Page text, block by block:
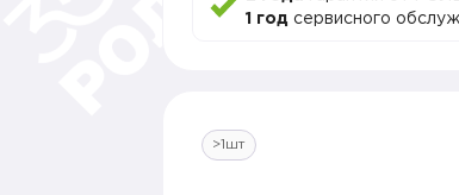
1 год сервисного
>1шт